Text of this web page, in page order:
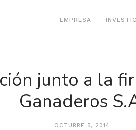
EMPRESA
junto a la
Ganaderos
OCTUBRE 5, 2014